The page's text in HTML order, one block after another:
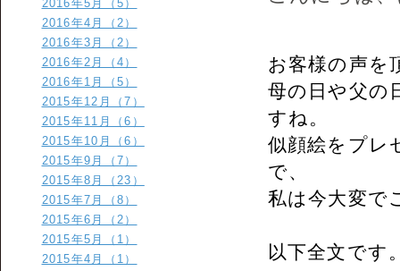
お客様の声を
母の日や父の
すね。
似顔絵をプレ
で、
私は今大変で
以下全文です
2016年5月（5）
2016年4月（2）
2016年3月（2）
2016年2月（4）
2016年1月（5）
2015年12月（7）
2015年11月（6）
2015年10月（6）
2015年9月（7）
2015年8月（23）
2015年7月（8）
2015年6月（2）
2015年5月（1）
2015年4月（1）